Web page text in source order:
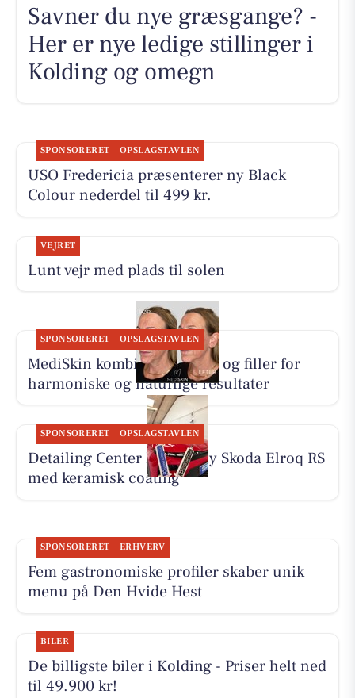
Savner du nye græsgange? -
Her er nye ledige stillinger i
Kolding og omegn
SPONSORERET OPSLAGSTAVLEN
USO Fredericia præsenterer ny Black
Colour nederdel til 499 kr.
VEJRET
Lunt vejr med plads til solen
SPONSORERET OPSLAGSTAVLEN
MediSkin kombinerer botox og filler for
harmoniske og naturlige resultater
SPONSORERET OPSLAGSTAVLEN
Detailing Center klargør ny Skoda Elroq RS
med keramisk coating
SPONSORERET ERHVERV
Fem gastronomiske profiler skaber unik
menu på Den Hvide Hest
BILER
De billigste biler i Kolding - Priser helt ned
til 49.900 kr!